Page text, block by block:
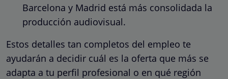
Barcelona y Madrid está más consolidada la
producción audiovisual.
Estos detalles tan completos del empleo te
ayudarán a decidir cuál es la oferta que más se
adapta a tu perfil profesional o en qué región